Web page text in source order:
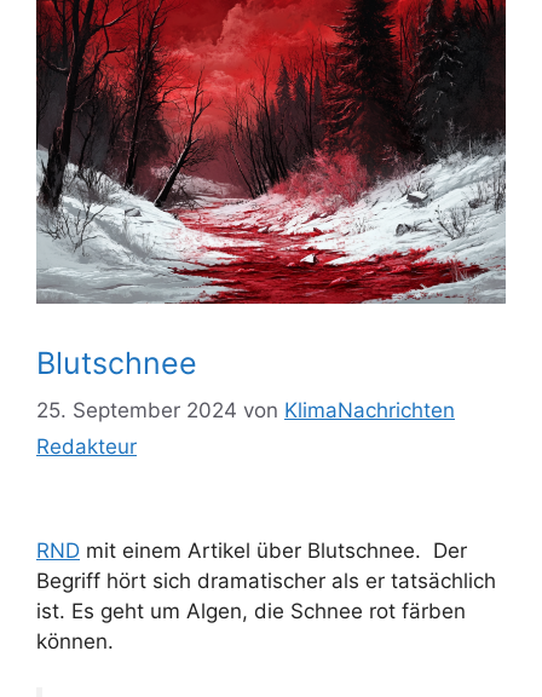
Blutschnee
25. September 2024 von KlimaNachrichten
Redakteur
RND mit einem Artikel über Blutschnee. Der
Begriff hört sich dramatischer als er tatsächlich
ist. Es geht um Algen, die Schnee rot färben
können.